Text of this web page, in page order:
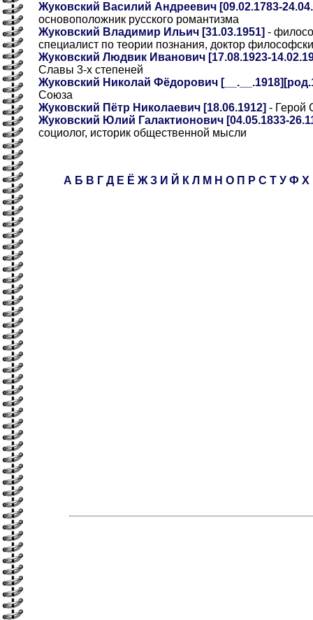
Жуковский Василий Андреевич [09.02.1783-
основоположник русского романтизма
Жуковский Владимир Ильич [31.03.1951] -
специалист по теории познания, доктор
Жуковский Людвик Иванович [17.08.1923-
Славы 3-х степеней
Жуковский Николай Фёдорович
Союза
Жуковский Пётр Николаевич [18.06.1912] - Герой
Жуковский Юлий Галактионович [04.05.1833-
социолог, историк общественной мысли
А Б В Г Д Е Ё Ж З И Й К Л М Н О П Р С Т У Ф Х